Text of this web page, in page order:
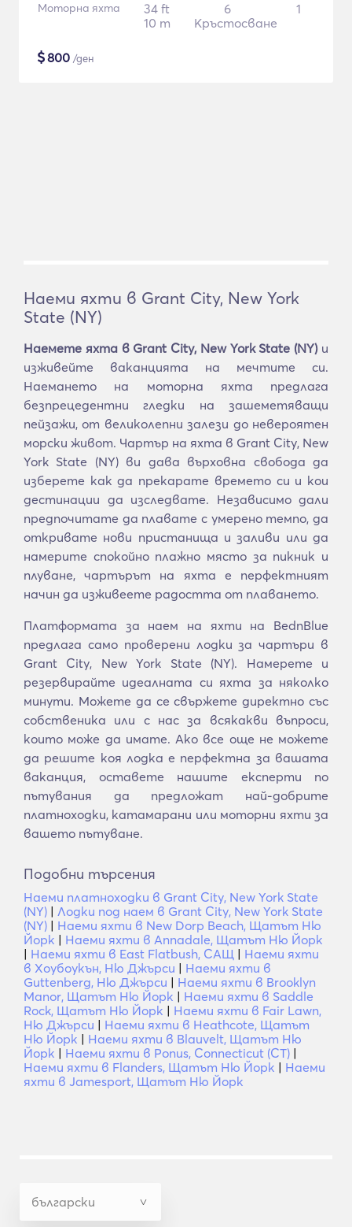
Моторна яхта
34 ft
10 m
6
Кръстосване
1
$800 /ден
Наеми яхти в Grant City, New York
State (NY)
Наемете яхта в Grant City, New York State (NY)и
изживейте ваканцията на мечтите си.
Наемането на моторна яхта предлага
безпрецедентни гледки на зашеметяващи
пейзажи, от великолепни залези до невероятен
морски живот. Чартър на яхта в Grant City, New
York State (NY) ви дава върховна свобода да
изберете как да прекарате времето си и кои
дестинации да изследвате. Независимо дали
предпочитате да плавате с умерено темпо, да
откривате нови пристанища и заливи или да
намерите спокойно плажно място за пикник и
плуване, чартърът на яхта е перфектният
начин да изживеете радостта от плаването.
Платформата за наем на яхти на BednBlue
предлага само проверени лодки за чартъри в
Grant City, New York State (NY). Намерете и
резервирайте идеалната си яхта за няколко
минути. Можете да се свържете директно със
собственика или с нас за всякакви въпроси,
които може да имате. Ако все още не можете
да решите коя лодка е перфектна за вашата
ваканция, оставете нашите експерти по
пътувания да предложат най-добрите
платноходки, катамарани или моторни яхти за
вашето пътуване.
Подобни търсения
Наеми платноходки в Grant City, New York State
(NY) | Лодки под наем в Grant City, New York State
(NY) | Наеми яхти в New Dorp Beach, Щатът Ню
Йорк | Наеми яхти в Annadale, Щатът Ню Йорк
| Наеми яхти в East Flatbush, САЩ | Наеми яхти
в Хоубоукън, Ню Джърси | Наеми яхти в
Guttenberg, Ню Джърси | Наеми яхти в Brooklyn
Manor, Щатът Ню Йорк | Наеми яхти в Saddle
Rock, Щатът Ню Йорк | Наеми яхти в Fair Lawn,
Ню Джърси | Наеми яхти в Heathcote, Щатът
Ню Йорк | Наеми яхти в Blauvelt, Щатът Ню
Йорк | Наеми яхти в Ponus, Connecticut (CT) |
Наеми яхти в Flanders, Щатът Ню Йорк | Наеми
яхти в Jamesport, Щатът Ню Йорк